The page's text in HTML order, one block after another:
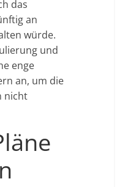
das
an
würde.
und
enge
an, um die
nicht